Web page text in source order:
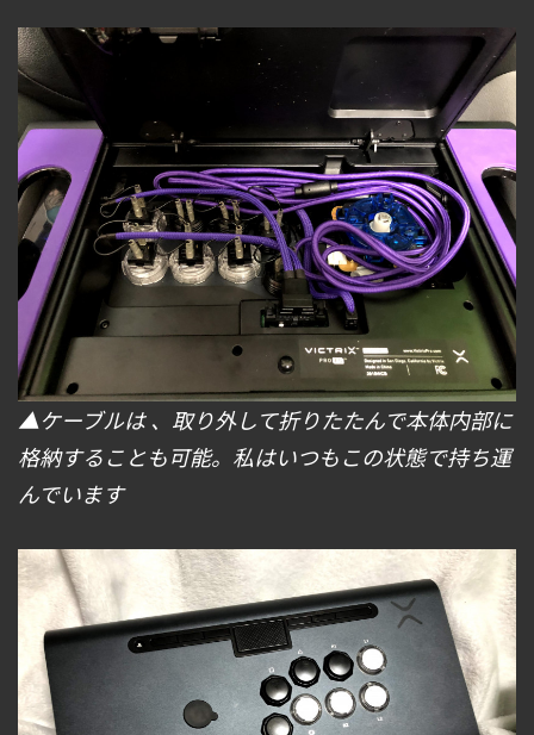
▲ケーブルは 、取り外して折りたたんで本体内部に
格納することも可能。私はいつもこの状態で持ち運
んでいます